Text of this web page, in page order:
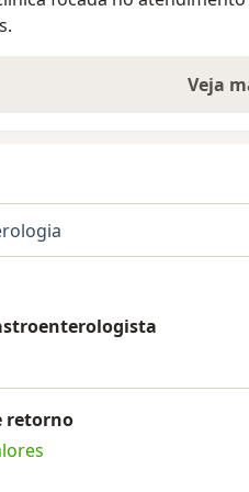
Veja
retorno